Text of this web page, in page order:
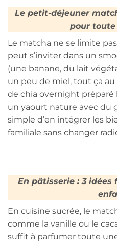
Le petit-déjeuner
pour
Le matcha ne se limite
peut s’inviter dans un
(une banane, du lait
un peu de miel, tout ça
de chia overnight préparé
un yaourt nature avec du
simple d’en intégrer les
familiale sans changer
En pâtisserie : 3 idées
En cuisine sucrée, le
comme la vanille ou le
suffit à parfumer toute